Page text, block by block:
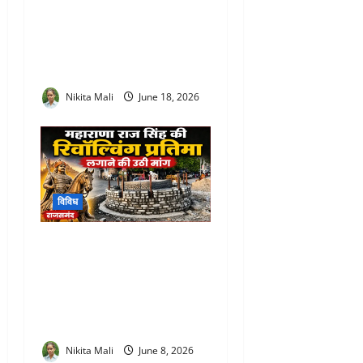
Nikita Mali June 18, 2026
विविध
Nikita Mali June 8, 2026